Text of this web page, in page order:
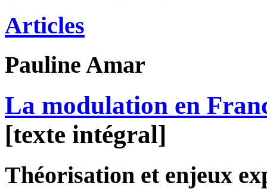
Articles
Pauline Amar
La modulation en
[texte intégral]
Théorisation et enjeux